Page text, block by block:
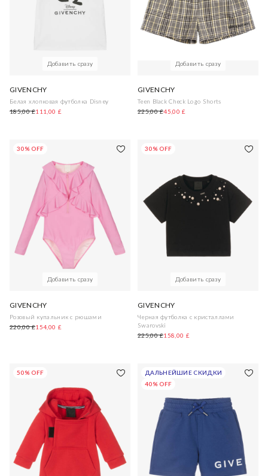
Добавить сразу
GIVENCHY
Белая хлопковая футболка Disney
185,00 £111,00 £
Добавить сразу
GIVENCHY
Teen Black Check Logo Shorts
225,00 £45,00 £
30% OFF
Добавить сразу
GIVENCHY
Розовый купальник с рюшами
220,00 £154,00 £
30% OFF
Добавить сразу
GIVENCHY
Черная футболка с кристаллами
Swarovski
225,00 £158,00 £
50% OFF
ДАЛЬНЕЙШИЕ СКИДКИ
40% OFF